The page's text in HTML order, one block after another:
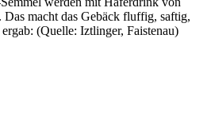
macht das Gebäck fluffig, saftig,
(Quelle: Iztlinger, Faistenau)